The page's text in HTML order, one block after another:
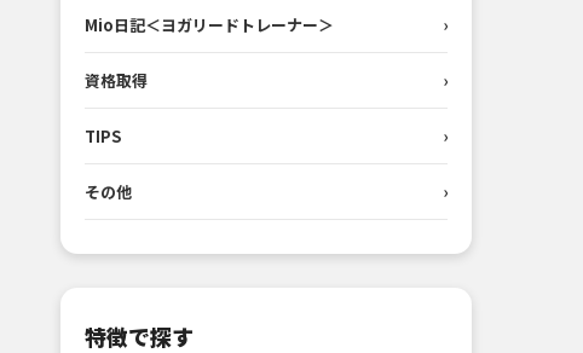
Mio日記＜ヨガリードトレーナー＞ ›
資格取得 ›
TIPS ›
その他 ›
特徴で探す